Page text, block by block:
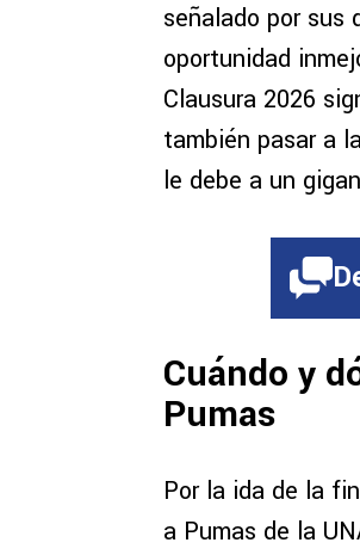
señalado por sus
oportunidad
Clausura 2026
también pasar a
le debe a un
Cuándo y
Pumas
Por la ida de la
a Pumas de la